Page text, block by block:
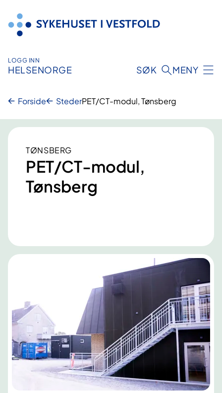
innhold
LOGG INN
HELSENORGE SØK MENY
Forside StederPET/CT-modul, Tønsberg
TØNSBERG
PET/CT-modul,
Tønsberg